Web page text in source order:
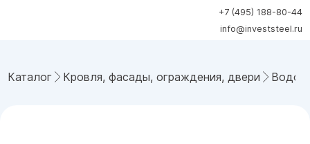
+7 (495) 188-80-44
info@investsteel.ru
Каталог Кровля, фасады, ограждения, двери